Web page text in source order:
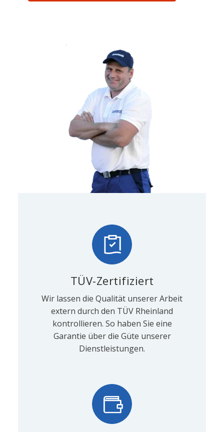
TÜV-Zertifiziert
Wir lassen die Qualität unserer Arbeit
extern durch den TÜV Rheinland
kontrollieren. So haben Sie eine
Garantie über die Güte unserer
Dienstleistungen.